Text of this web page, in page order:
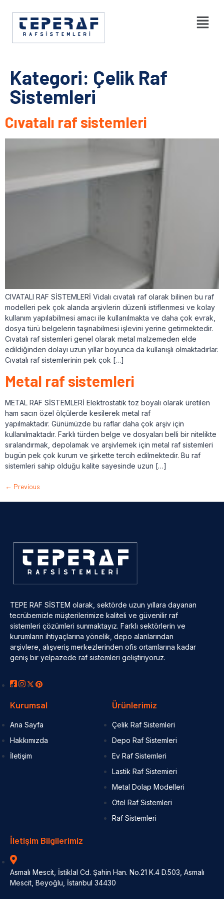
Kategori: Çelik Raf
Sistemleri
Cıvatalı raf sistemleri
CIVATALI RAF SİSTEMLERİ Vidalı cıvatalı raf olarak bilinen bu raf
modelleri pek çok alanda arşivlerin düzenli istiflenmesi ve kolay
kullanım yapılabilmesi amacı ile kullanılmakta ve daha çok evrak,
dosya türü belgelerin taşınabilmesi işlevini yerine getirmektedir.
Cıvatalı raf sistemleri genel olarak metal malzemeden elde
edildiğinden dolayı uzun yıllar boyunca da kullanışlı olmaktadırlar.
Cıvatalı raf sistemlerinin pek çok […]
Metal raf sistemleri
METAL RAF SİSTEMLERİ Elektrostatik toz boyalı olarak üretilen
ham sacın özel ölçülerde kesilerek metal raf
yapılmaktadır. Günümüzde bu raflar daha çok arşiv için
kullanılmaktadır. Farklı türden belge ve dosyaları belli bir nitelikte
sıralandırmak, depolamak ve arşivlemek için metal raf sistemleri
bugün pek çok kurum ve şirkette tercih edilmektedir. Bu raf
sistemleri sahip olduğu kalite sayesinde uzun […]
← Previous
TEPE RAF SİSTEM olarak, sektörde uzun yıllara dayanan
tecrübemizle müşterilerimize kaliteli ve güvenilir raf
sistemleri çözümleri sunmaktayız. Farklı sektörlerin ve
kurumların ihtiyaçlarına yönelik, depo alanlarından
arşivlere, alışveriş merkezlerinden ofis ortamlarına kadar
geniş bir yelpazede raf sistemleri geliştiriyoruz.
Kurumsal
Ana Sayfa
Hakkımızda
İletişim
Ürünlerimiz
Çelik Raf Sistemleri
Depo Raf Sistemleri
Ev Raf Sistemleri
Lastik Raf Sistemieri
Metal Dolap Modelleri
Otel Raf Sistemleri
Raf Sistemleri
İletişim Bilgilerimiz
Asmalı Mescit, İstiklal Cd. Şahin Han. No.21 K.4 D.503, Asmalı
Mescit, Beyoğlu, İstanbul 34430